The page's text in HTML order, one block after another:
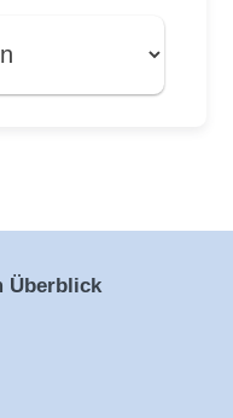
Überblick